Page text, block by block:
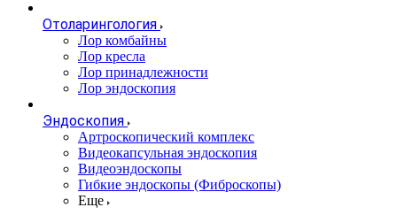
Отоларингология
Лор комбайны
Лор кресла
Лор принадлежности
Лор эндоскопия
Эндоскопия
Артроскопический комплекс
Видеокапсульная эндоскопия
Видеоэндоскопы
Гибкие эндоскопы (Фиброcкопы)
Еще